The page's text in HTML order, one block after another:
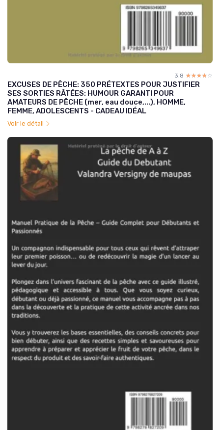
3.8 ☆☆☆☆☆
★★★★★
EXCUSES DE PÊCHE: 350 PRÉTEXTES POUR JUSTIFIER
SES SORTIES RÂTÉES: HUMOUR GARANTI POUR
AMATEURS DE PÊCHE (mer, eau douce,...), HOMME,
FEMME, ADOLESCENTS - CADEAU IDÉAL
Voir le détail